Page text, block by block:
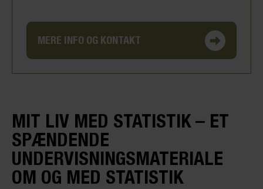
MERE INFO OG KONTAKT
MIT LIV MED STATISTIK – ET
SPÆNDENDE
UNDERVISNINGSMATERIALE
OM OG MED STATISTIK